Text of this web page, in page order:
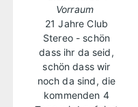
Vorraum
21 Jahre Club
Stereo - schön
dass ihr da seid,
schön dass wir
noch da sind, die
kommenden 4